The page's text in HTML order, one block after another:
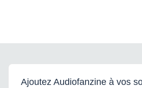
Ajoutez Audiofanzine à vos